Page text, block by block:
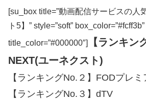
[su_box title=”動画配信サービスの人
ト5】” style=”soft” box_color=”#fcff3b”
title_color=”#000000″]
【ランキン
NEXT(ユーネクスト)
【ランキングNo.２】FODプレミ
【ランキングNo.３】dTV